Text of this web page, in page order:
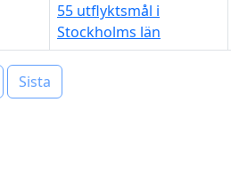
55 utflyktsmål i
Stockholms län
Sista